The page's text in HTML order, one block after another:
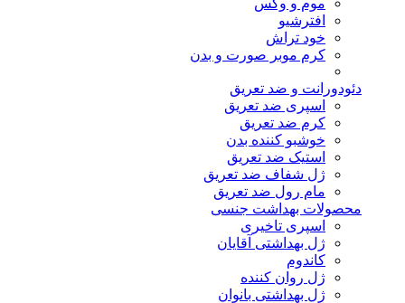
موم و وکس
افترشیو
خود تراش
کرم موبر صورت و بدن
دئودورانت و ضد تعریق
اسپری ضد تعریق
کرم ضد تعریق
خوشبو کننده بدن
استیک ضد تعریق
ژل شفاف ضد تعریق
مام رول ضد تعریق
محصولات بهداشت جنسی
اسپری تاخیری
ژل بهداشتی آقایان
کاندوم
ژل روان کننده
ژل بهداشتی بانوان